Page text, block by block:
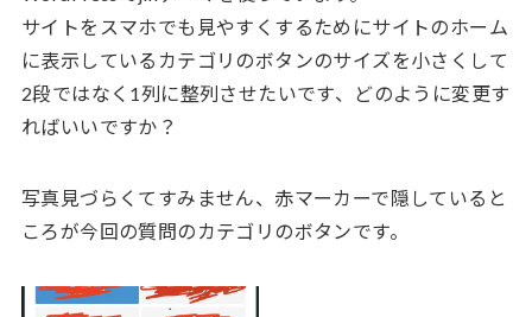
サイトをスマホでも見やすくするためにサイトのホーム
に表示しているカテゴリのボタンのサイズを小さくして
2段ではなく1列に整列させたいです、どのように変更す
ればいいですか？
写真見づらくてすみません、赤マーカーで隠していると
ころが今回の質問のカテゴリのボタンです。